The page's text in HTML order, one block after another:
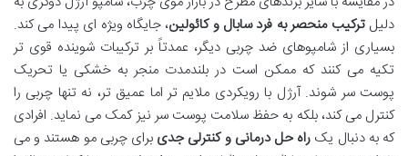
دلیلترکیب منحصر به فرد سابال و کائولین، جایگاه ویژه ای پیدا می کند.
بسیاری از شامپوهای ضد چربی دیگر، عمدتاً بر ترکیبات شوینده قوی تر
تکیه می کنند که ممکن است در بلندمدت منجر به خشکی یا تحریک
پوست سر شوند. آرژل با رویکردی ملایم تر اما عمیق تر، نه تنها چربی را
کنترل می کند، بلکه به حفظ سلامت پوست سر نیز کمک می نماید. افرادی
که به دنبال یک راه حل درمانی و کنترلی جدی برای چربی مو هستند و می